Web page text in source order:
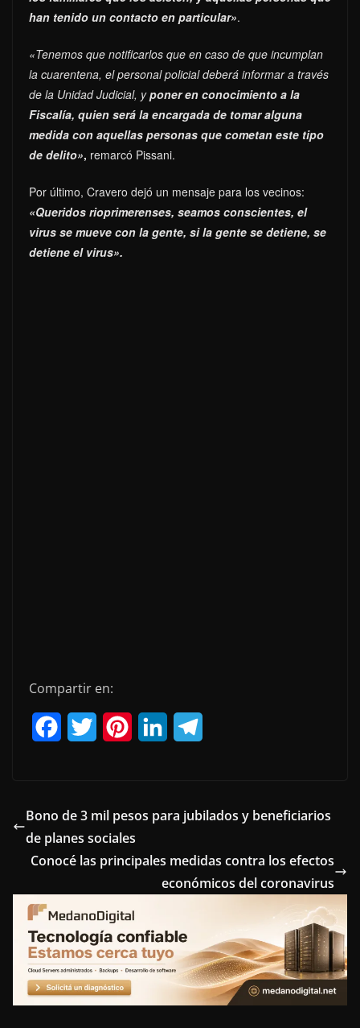
han tenido un contacto en particular».
«Tenemos que notificarlos que en caso de que incumplan
la cuarentena, el personal policial deberá informar a través
de la Unidad Judicial, yponer en conocimiento a la
Fiscalía, quien será la encargada de tomar alguna
medida con aquellas personas que cometan este tipo
de delito», remarcó Pissani.
Por último, Cravero dejó un mensaje para los vecinos:
«Queridos rioprimerenses, seamos conscientes, el
virus se mueve con la gente, si la gente se detiene, se
detiene el virus».
Compartir en:
e
b
o
o
k
t
t
e
r
t
e
r
e
s
t
k
d
I
n
e
r
a
Bono de 3 mil pesos para jubilados y beneficiarios
de planes sociales
Conocé las principales medidas contra los efectos
económicos del coronavirus